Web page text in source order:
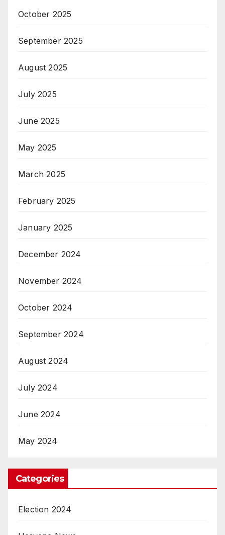
October 2025
September 2025
August 2025
July 2025
June 2025
May 2025
March 2025
February 2025
January 2025
December 2024
November 2024
October 2024
September 2024
August 2024
July 2024
June 2024
May 2024
Categories
Election 2024